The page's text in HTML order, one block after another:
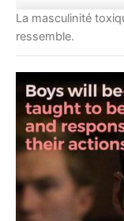
La masculinité
ressemble.